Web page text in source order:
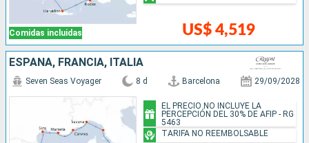
Comidas incluidas US$ 4,519
ESPAÑA, FRANCIA, ITALIA
Seven Seas Voyager 8 d Barcelona 29/09/2028
EL PRECIO NO INCLUYE LA
PERCEPCIÓN DEL 30% DE AFIP - RG
5463
TARIFA NO REEMBOLSABLE